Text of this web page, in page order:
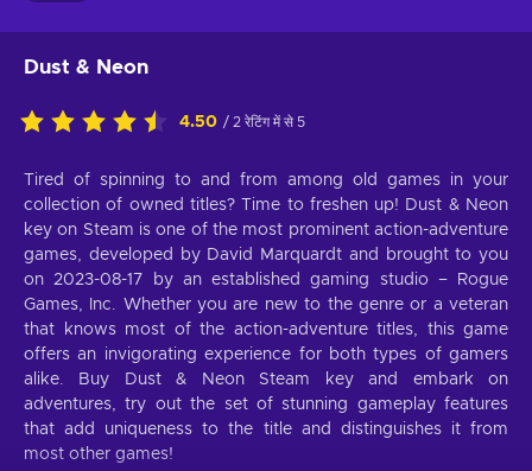
Dust & Neon
4.50 / 2 रेटिंग में से 5
Tired of spinning to and from among old games in your
collection of owned titles? Time to freshen up! Dust & Neon
key on Steam is one of the most prominent action-adventure
games, developed by David Marquardt and brought to you
on 2023-08-17 by an established gaming studio – Rogue
Games, Inc. Whether you are new to the genre or a veteran
that knows most of the action-adventure titles, this game
offers an invigorating experience for both types of gamers
alike. Buy Dust & Neon Steam key and embark on
adventures, try out the set of stunning gameplay features
that add uniqueness to the title and distinguishes it from
most other games!